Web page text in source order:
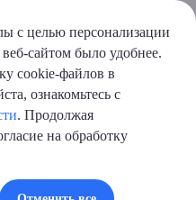
с целью персонализации
сайтом было удобнее.
cookie-файлов в
ознакомьтесь с
. Продолжая
на обработку